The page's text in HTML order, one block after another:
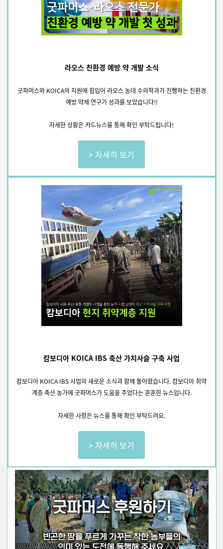
라오스 친환경 예방 약 개발 소식
굿파머스와 KOICA의 지원에 힘입어 라오스 농대 수의학과가 진행하는 친환경
예방 약제 연구가 성과를 보았습니다!!
자세한 상황은 카드뉴스를 통해 확인 부탁드립니다!
> 자세히 보기
캄보디아 KOICA IBS 축산 가치사슬 구축 사업
캄보디아 KOICA IBS 사업의 새로운 소식과 함께 돌아왔습니다.캄보디아 취약
계층 축산 농가에 굿파머스가 도움을 주었다는 훈훈한 뉴스입니다.
자세한 사항은 뉴스를 통해 확인 부탁드려요.
> 자세히 보기